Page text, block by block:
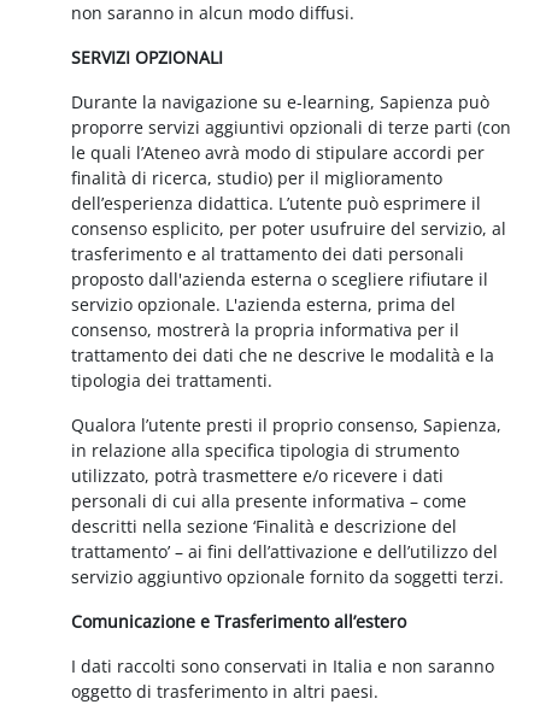
non saranno in alcun modo diffusi.
SERVIZI OPZIONALI
Durante la navigazione su e-learning, Sapienza può
proporre servizi aggiuntivi opzionali di terze parti (con
le quali l’Ateneo avrà modo di stipulare accordi per
finalità di ricerca, studio) per il miglioramento
dell’esperienza didattica. L’utente può esprimere il
consenso esplicito, per poter usufruire del servizio, al
trasferimento e al trattamento dei dati personali
proposto dall'azienda esterna o scegliere rifiutare il
servizio opzionale. L'azienda esterna, prima del
consenso, mostrerà la propria informativa per il
trattamento dei dati che ne descrive le modalità e la
tipologia dei trattamenti.
Qualora l’utente presti il proprio consenso, Sapienza,
in relazione alla specifica tipologia di strumento
utilizzato, potrà trasmettere e/o ricevere i dati
personali di cui alla presente informativa – come
descritti nella sezione ‘Finalità e descrizione del
trattamento’ – ai fini dell’attivazione e dell’utilizzo del
servizio aggiuntivo opzionale fornito da soggetti terzi.
Comunicazione e Trasferimento all’estero
I dati raccolti sono conservati in Italia e non saranno
oggetto di trasferimento in altri paesi.